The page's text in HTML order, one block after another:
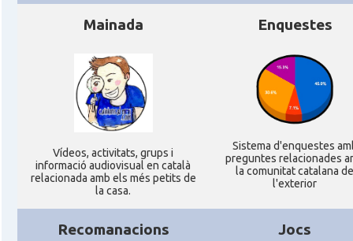
CAMON Catalans a San Antonio - Texas
CAMON Catalans a San Diego
CAMON Catalans a SAN FRANCISCO
Mainada
Ví­deos, activitats, grups i
informació audiovisual en català
relacionada amb els més petits de
la casa.
Enquestes
Sistema d'enquestes
preguntes relacionades
la comunitat catalana de
l'exterior
Recomanacions Jocs